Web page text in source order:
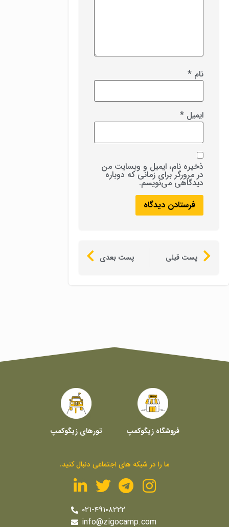
نام *
ایمیل *
ذخیره نام، ایمیل و وبسایت من
در مرورگر برای زمانی که دوباره
دیدگاهی می‌نویسم.
پست قبلی پست بعدی
فروشگاه زیگوکمپ تورهای زیگوکمپ
ما را در شبکه های اجتماعی دنبال کنید.
۰۲۱-۴۹۱۰۸۲۲۲
info@zigocamp.com